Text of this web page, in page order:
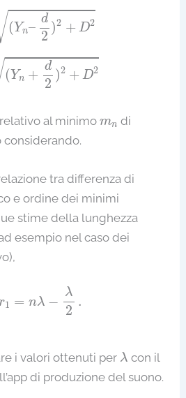
(Yn–
d
2
)2 + D2
Yn–d2)2+D2
(Yn +
d
2
)2 + D2
(Yn+d2)2+D2
relativo al minimo mn
mn di
considerando.
tra differenza di
e ordine dei minimi
stime della lunghezza
esempio nel caso dei
1 = nλ −
λ
2
.
.
i valori ottenuti per λ
λ con il
di produzione del suono.